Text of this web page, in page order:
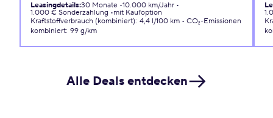
Leasingdetails:30 Monate 10.000 km/Jahr
1.000 € Sonderzahlung
mit Kaufoption
Kraftstoffverbrauch (kombiniert): 4,4 l/100 km
CO₂-Emissionen
kombiniert: 99 g/km
Alle Deals entdecken